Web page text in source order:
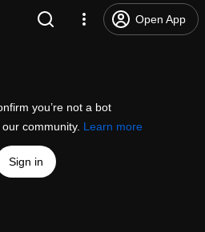
Open App
you’re not a bot
community. Learn more
Sign in